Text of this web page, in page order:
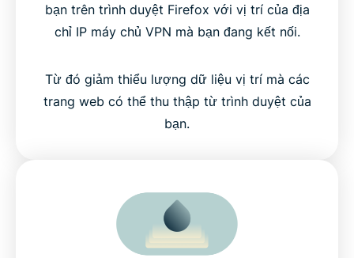
bạn trên trình duyệt Firefox với vị trí của địa
chỉ IP máy chủ VPN mà bạn đang kết nối.
Từ đó giảm thiểu lượng dữ liệu vị trí mà các
trang web có thể thu thập từ trình duyệt của
bạn.